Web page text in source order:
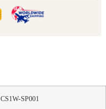
CS1W-SP001